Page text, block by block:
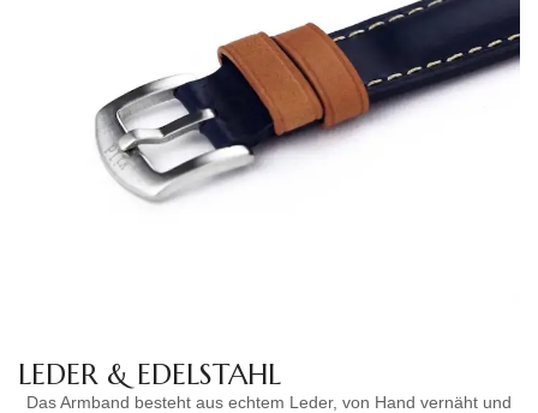
LEDER & EDELSTAHL
Das Armband besteht aus echtem Leder, von Hand vernäht und